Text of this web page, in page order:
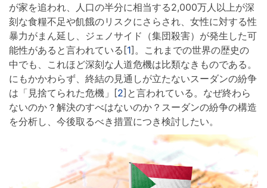
が家を追われ、人口の半分に相当する2,000万人以上が深
刻な食糧不足や飢餓のリスクにさらされ、女性に対する性
暴力がまん延し、ジェノサイド（集団殺害）が発生した可
能性があると言われている[1]。これまでの世界の歴史の
中でも、これほど深刻な人道危機は比類なきものである。
にもかかわらず、終結の見通しが立たないスーダンの紛争
は「見捨てられた危機」[2]と言われている。なぜ終わら
ないのか？解決のすべはないのか？スーダンの紛争の構造
を分析し、今後取るべき措置につき検討したい。